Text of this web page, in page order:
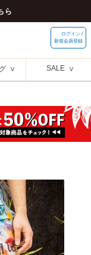
ら
ログイン /
新規会員登録
SALE